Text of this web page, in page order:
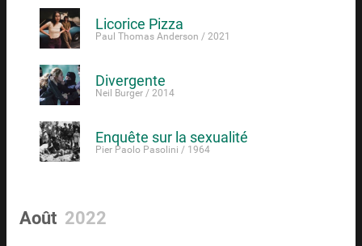
Licorice Pizza
Paul Thomas Anderson / 2021
Divergente
Neil Burger / 2014
Enquête sur la sexualité
Pier Paolo Pasolini / 1964
Août 2022